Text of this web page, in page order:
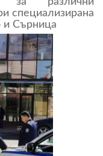
специализирана
и Сърница